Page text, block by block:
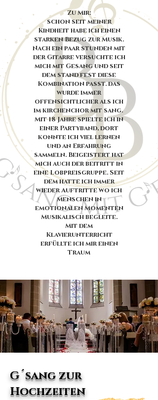
Zu Mir:
schon seit meiner
Kindheit habe ich einen
starken Bezug zur Musik.
Nach ein paar stunden mit
der Gitarre versuchte ich
mich mit Gesang und seit
dem stand fest diese
Kombination passt. das
wurde immer
offensichtlicher als ich
imkirchenchor mit sang.
Mit 18 Jahre spielte ich in
einer Partyband, dort
konnte ich viel lernen
und an Erfahrung
sammeln. Beigeistert hat
mich auch der beitritt in
eine Lobpreisgruppe. Seit
dem hatte ich immer
wieder Auftritte wo ich
Menschen in
emotionalen Momenten
Musikalisch begleite.
Mit dem
Klavierunterricht
erfüllte ich mir einen
Traum
G´sang zur
Hochzeiten